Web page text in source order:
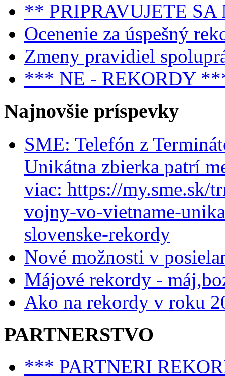
** PRIPRAVUJETE SA
Ocenenie za úspešný
Zmeny pravidiel
*** NE - REKORDY
Najnovšie príspevky
SME: Telefón z
Unikátna zbierka patrí
viac: https://my.sme.sk/
vojny-vo-vietname-
slovenske-rekordy
Nové možnosti v
Májové rekordy -
Ako na rekordy v roku
PARTNERSTVO
*** PARTNERI